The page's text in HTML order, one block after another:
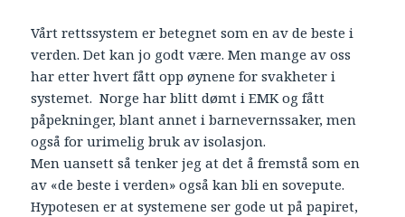
Vårt rettssystem er betegnet som en av de beste i
verden. Det kan jo godt være. Men mange av oss
har etter hvert fått opp øynene for svakheter i
systemet. Norge har blitt dømt i EMK og fått
påpekninger, blant annet i barnevernssaker, men
også for urimelig bruk av isolasjon.
Men uansett så tenker jeg at det å fremstå som en
av «de beste i verden» også kan bli en sovepute.
Hypotesen er at systemene ser gode ut på papiret,